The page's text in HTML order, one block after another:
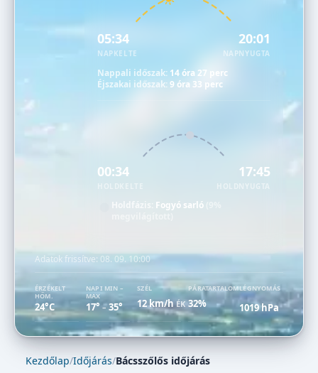
05:34
NAPKELTE
20:01
NAPNYUGTA
Nappali időszak: 14 óra 27 perc
Éjszakai időszak:9 óra 33 perc
00:34 17:45
HOLDNYUGTA
Holdfázis: Fogyó sarló
Adatok frissítve: 08. 09. 10:00
ÉRZÉKELT
HŐM.
24°C
NAPI MIN –
MAX
17° –35°
SZÉL
12 km/hÉK
PÁRATARTALOM
32%
LÉGNYOMÁS
1019 hPa
Kezdőlap/Időjárás/Bácsszőlős időjárás